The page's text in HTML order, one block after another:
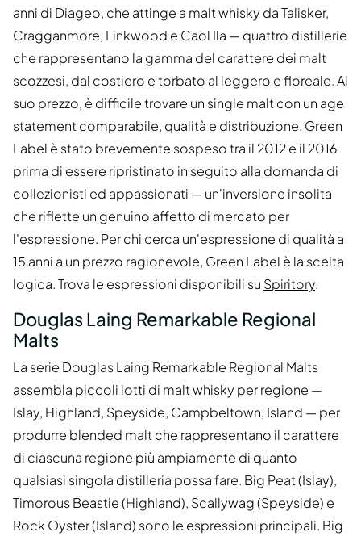
anni di Diageo, che attinge a malt whisky da Talisker,
Cragganmore, Linkwood e Caol Ila — quattro distillerie
che rappresentano la gamma del carattere dei malt
scozzesi, dal costiero e torbato al leggero e floreale. Al
suo prezzo, è difficile trovare un single malt con un age
statement comparabile, qualità e distribuzione. Green
Label è stato brevemente sospeso tra il 2012 e il 2016
prima di essere ripristinato in seguito alla domanda di
collezionisti ed appassionati — un'inversione insolita
che riflette un genuino affetto di mercato per
l'espressione. Per chi cerca un'espressione di qualità a
15 anni a un prezzo ragionevole, Green Label è la scelta
logica. Trova le espressioni disponibili su Spiritory.
Douglas Laing Remarkable Regional
Malts
La serie Douglas Laing Remarkable Regional Malts
assembla piccoli lotti di malt whisky per regione —
Islay, Highland, Speyside, Campbeltown, Island — per
produrre blended malt che rappresentano il carattere
di ciascuna regione più ampiamente di quanto
qualsiasi singola distilleria possa fare. Big Peat (Islay),
Timorous Beastie (Highland), Scallywag (Speyside) e
Rock Oyster (Island) sono le espressioni principali. Big